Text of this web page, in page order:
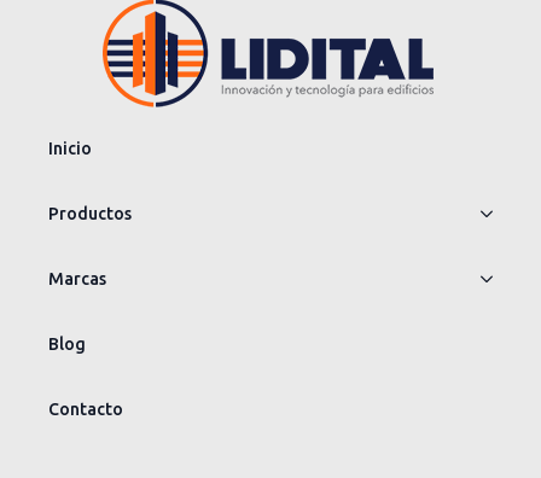
Inicio
Productos
Marcas
Blog
Contacto